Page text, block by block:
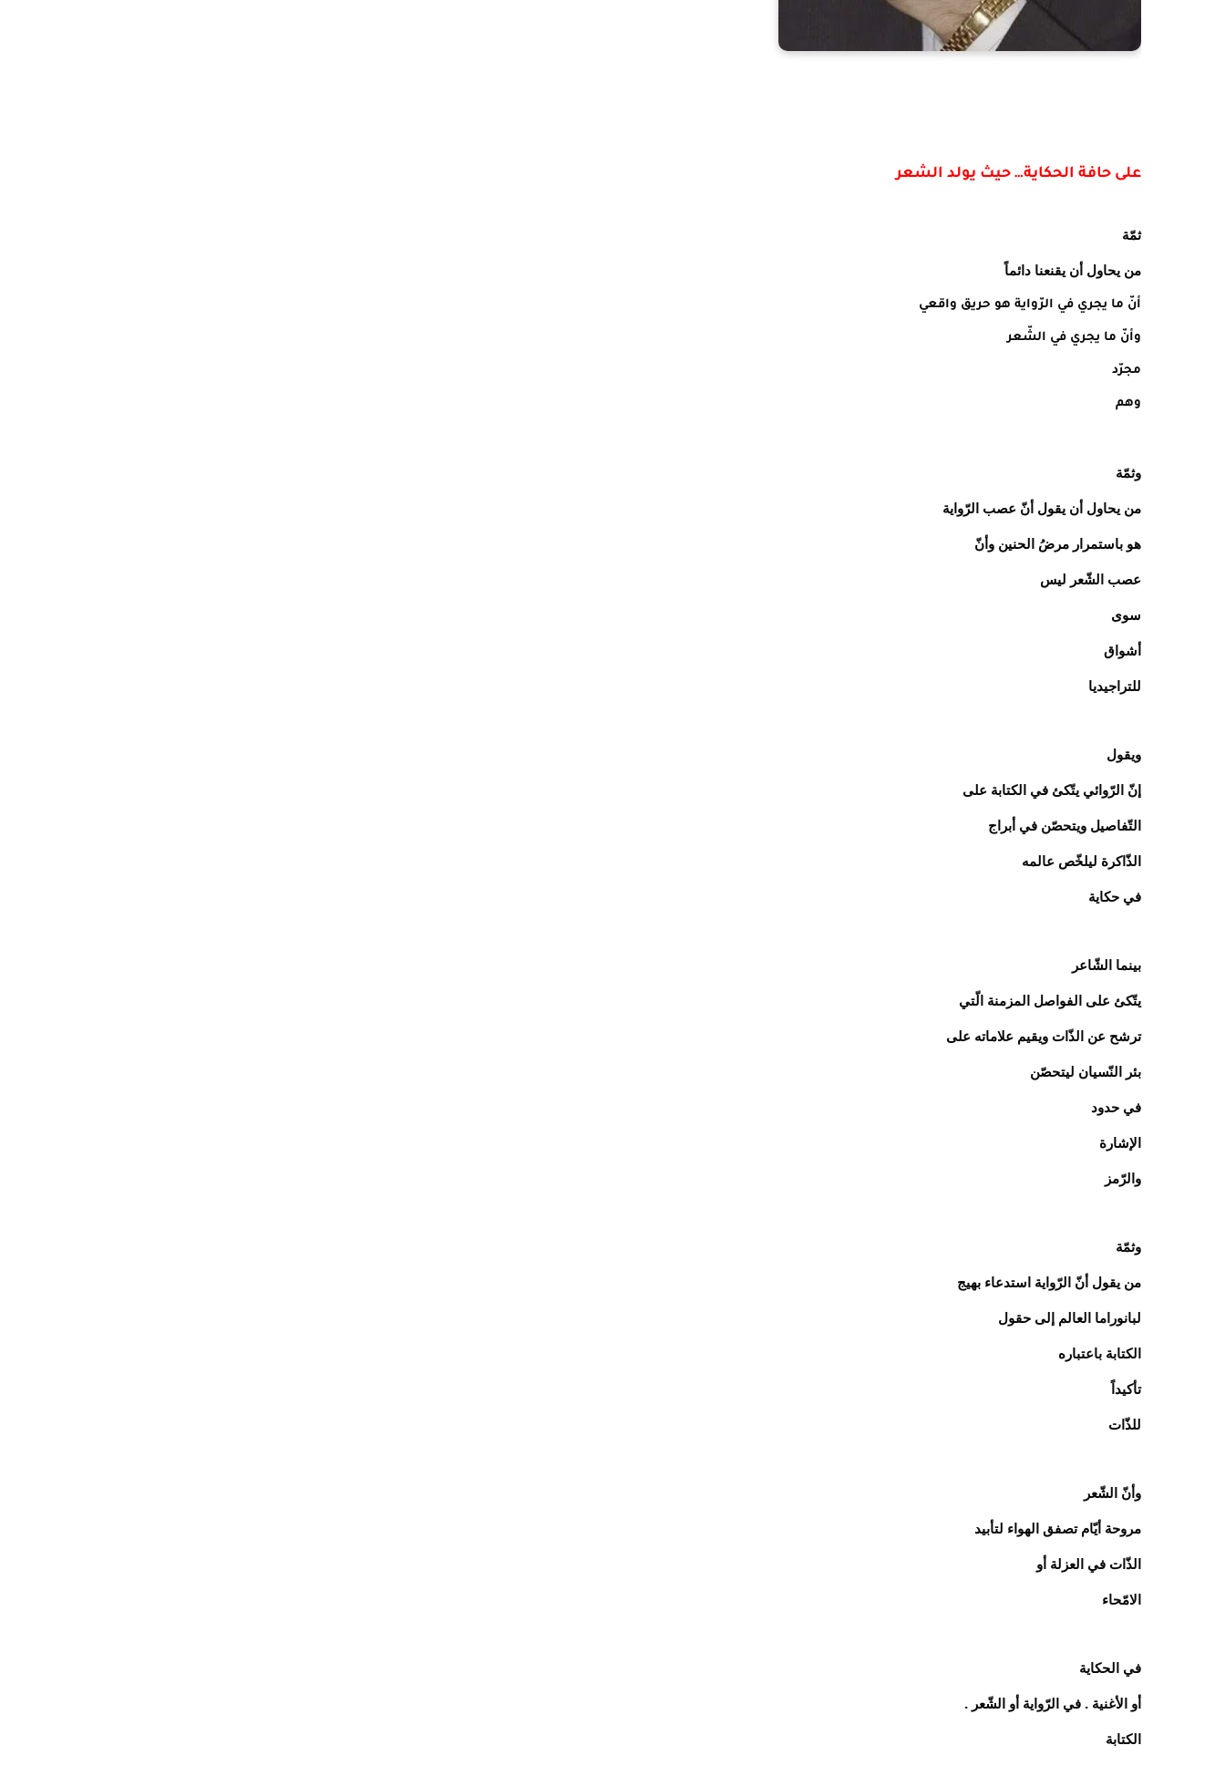
على حافة الحكاية… حيث يولد الشعر
ثمّة
من يحاول أن يقنعنا دائماً
أنّ ما يجري في الرّواية هو حريق واقعي
وأنّ ما يجري في الشّعر
مجرّد
وهم
وثمّة
من يحاول أن يقول أنّ عصب الرّواية
هو باستمرار مرضُ الحنين وأنّ
عصب الشّعر ليس
سوى
أشواق
للتراجيديا
ويقول
إنّ الرّوائي يتّكئ في الكتابة على
التّفاصيل ويتحصّن في أبراج
الذّاكرة ليلخّص عالمه
في حكاية
بينما الشّاعر
يتّكئ على الفواصل المزمنة الّتي
ترشح عن الذّات ويقيم علاماته على
بئر النّسيان ليتحصّن
في حدود
الإشارة
والرّمز
وثمّة
من يقول أنّ الرّواية استدعاء بهيج
لبانوراما العالم إلى حقول
الكتابة باعتباره
تأكيداً
للذّات
وأنّ الشّعر
مروحة أيّام تصفق الهواء لتأبيد
الذّات في العزلة أو
الامّحاء
في الحكاية
أو الأغنية . في الرّواية أو الشّعر .
الكتابة